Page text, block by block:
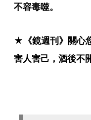
不容毒噬。
★《鏡週刊》關心
害人害己，酒後不